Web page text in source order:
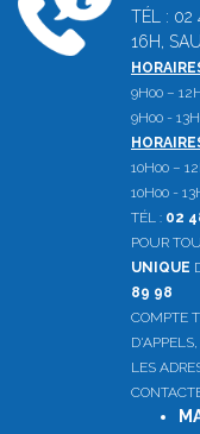
TÉL : 02
16H,
9H00 –
9H00 -
10H00 –
10H00 -
TÉL : 02
POUR
UNIQUE
89 98
COMPTE
LES